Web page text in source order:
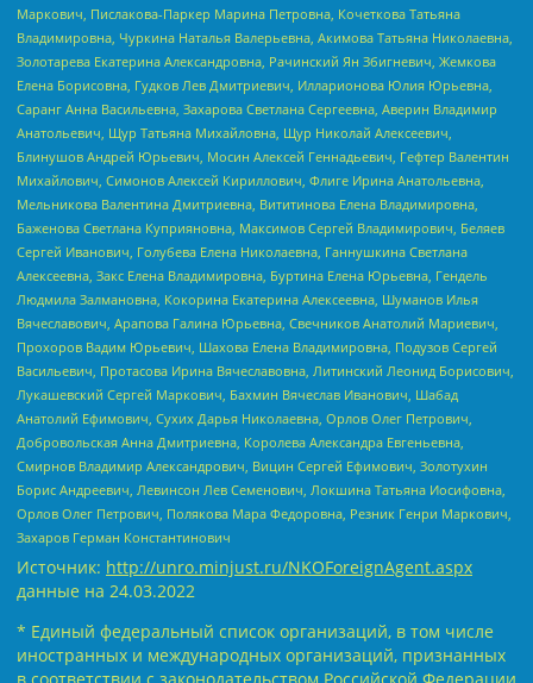
Маркович, Пислакова-Паркер Марина Петровна, Кочеткова Татьяна
Владимировна, Чуркина Наталья Валерьевна, Акимова Татьяна Николаевна,
Золотарева Екатерина Александровна, Рачинский Ян Збигневич, Жемкова
Елена Борисовна, Гудков Лев Дмитриевич, Илларионова Юлия Юрьевна,
Саранг Анна Васильевна, Захарова Светлана Сергеевна, Аверин Владимир
Анатольевич, Щур Татьяна Михайловна, Щур Николай Алексеевич,
Блинушов Андрей Юрьевич, Мосин Алексей Геннадьевич, Гефтер Валентин
Михайлович, Симонов Алексей Кириллович, Флиге Ирина Анатольевна,
Мельникова Валентина Дмитриевна, Вититинова Елена Владимировна,
Баженова Светлана Куприяновна, Максимов Сергей Владимирович, Беляев
Сергей Иванович, Голубева Елена Николаевна, Ганнушкина Светлана
Алексеевна, Закс Елена Владимировна, Буртина Елена Юрьевна, Гендель
Людмила Залмановна, Кокорина Екатерина Алексеевна, Шуманов Илья
Вячеславович, Арапова Галина Юрьевна, Свечников Анатолий Мариевич,
Прохоров Вадим Юрьевич, Шахова Елена Владимировна, Подузов Сергей
Васильевич, Протасова Ирина Вячеславовна, Литинский Леонид Борисович,
Лукашевский Сергей Маркович, Бахмин Вячеслав Иванович, Шабад
Анатолий Ефимович, Сухих Дарья Николаевна, Орлов Олег Петрович,
Добровольская Анна Дмитриевна, Королева Александра Евгеньевна,
Смирнов Владимир Александрович, Вицин Сергей Ефимович, Золотухин
Борис Андреевич, Левинсон Лев Семенович, Локшина Татьяна Иосифовна,
Орлов Олег Петрович, Полякова Мара Федоровна, Резник Генри Маркович,
Захаров Герман Константинович
Источник: http://unro.minjust.ru/NKOForeignAgent.aspx
данные на 24.03.2022
* Единый федеральный список организаций, в том числе
иностранных и международных организаций, признанных
в соответствии с законодательством Российской Федерации